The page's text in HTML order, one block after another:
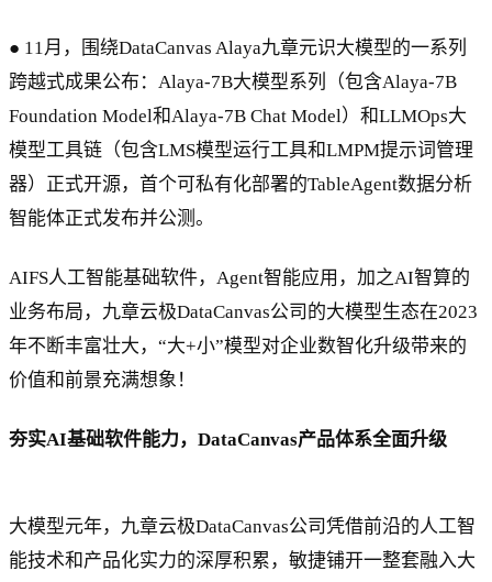
● 11月，围绕DataCanvas Alaya九章元识大模型的一系列
跨越式成果公布：Alaya-7B大模型系列（包含Alaya-7B
Foundation Model和Alaya-7B Chat Model）和LLMOps大
模型工具链（包含LMS模型运行工具和LMPM提示词管理
器）正式开源，首个可私有化部署的TableAgent数据分析
智能体正式发布并公测。
AIFS人工智能基础软件，Agent智能应用，加之AI智算的
业务布局，九章云极DataCanvas公司的大模型生态在2023
年不断丰富壮大，“大+小”模型对企业数智化升级带来的
价值和前景充满想象！
夯实AI基础软件能力，DataCanvas产品体系全面升级
大模型元年，九章云极DataCanvas公司凭借前沿的人工智
能技术和产品化实力的深厚积累，敏捷铺开一整套融入大